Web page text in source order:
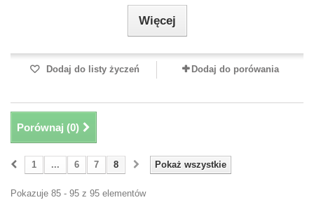
Więcej
Dodaj do listy życzeń Dodaj do porówania
Porównaj (0)
Pokaż wszystkie
1 ... 6 7 8
Pokazuje 85 - 95 z 95 elementów